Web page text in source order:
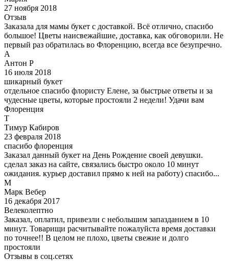
27 ноября 2018
Отзыв
Заказала для мамы букет с доставкой. Всё отлично, спасибо
большое! Цветы наисвежайшие, доставка, как обговорили. Не
первый раз обратилась во Флоренцию, всегда все безупречно.
А
Антон Р
16 июля 2018
шикарный букет
отдельное спасибо флористу Елене, за быстрые ответы и за
чудесные цветы, которые простояли 2 недели! Удачи вам
Флоренция
Т
Тимур Кабиров
23 февраля 2018
спасибо флоренция
Заказал данный букет на День Рождение своей девушки.
сделал заказ на сайте, связались быстро около 10 минут
ожидания. курьер доставил прямо к ней на работу) спасибо...
М
Марк Вебер
16 декабря 2017
Велеколептно
Заказал, оплатил, привезли с небольшим запазданием в 10
минут. Товарищи расчитывайте пожалуйста время доставки
по точнее!! В целом не плохо, цветы свежие и долго
простояли
Отзывы в соц.сетях